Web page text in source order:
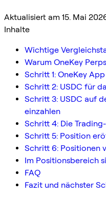
Aktualisiert am 15. Mai
Inhalte
Wichtige
Warum OneKey
Schritt 1: OneKey
Schritt 2: USDC für
Schritt 3: USDC auf
einzahlen
Schritt 4: Die
Schritt 5: Position
Schritt 6: Positionen
Im Positionsbereich
FAQ
Fazit und nächster